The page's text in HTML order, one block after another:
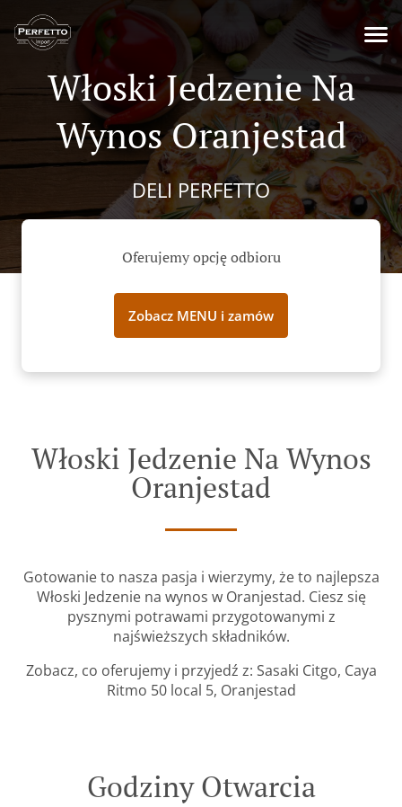
Włoski Jedzenie Na
Wynos Oranjestad
DELI PERFETTO
Oferujemy opcję odbioru
Zobacz MENU i zamów
Włoski Jedzenie Na Wynos
Oranjestad
Gotowanie to nasza pasja i wierzymy, że to najlepsza
Włoski Jedzenie na wynos w Oranjestad. Ciesz się
pysznymi potrawami przygotowanymi z
najświeższych składników.
Zobacz, co oferujemy i przyjedź z: Sasaki Citgo, Caya
Ritmo 50 local 5, Oranjestad
Godziny Otwarcia